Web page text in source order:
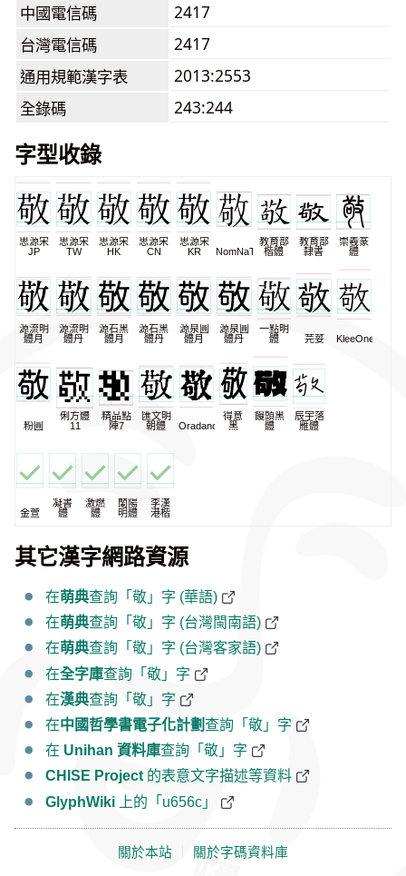
中國電信碼
2417
台灣電信碼
2417
通用規範漢字表
2013:2553
全錄碼
243:244
字型收錄
思源宋
JP
思源宋
TW
思源宋
HK
思源宋
CN
思源宋
KR
NomNaTong
教育部
楷體
教育部
隸書
崇羲篆
體
源流明
體月
源流明
體丹
源石黑
體月
源石黑
體丹
源泉圓
體月
源泉圓
體丹
一點明
體
芫荽 KleeOne
粉圓
俐方體
11
精品點
陣7
匯文明
朝體
Oradano
得意
黑
饅頭黑
體
辰宇落
雁體
金萱
凝書
體
激燃
體
蘭陽
明體
李漢
港楷
其它漢字網路資源
在萌典查詢「敬」字 (華語)
在萌典查詢「敬」字 (台灣閩南語)
在萌典查詢「敬」字 (台灣客家語)
在全字庫查詢「敬」字
在漢典查詢「敬」字
在中國哲學書電子化計劃查詢「敬」字
在 Unihan 資料庫查詢「敬」字
CHISE Project 的表意文字描述等資料
GlyphWiki 上的「u656c」
關於本站 關於字碼資料庫